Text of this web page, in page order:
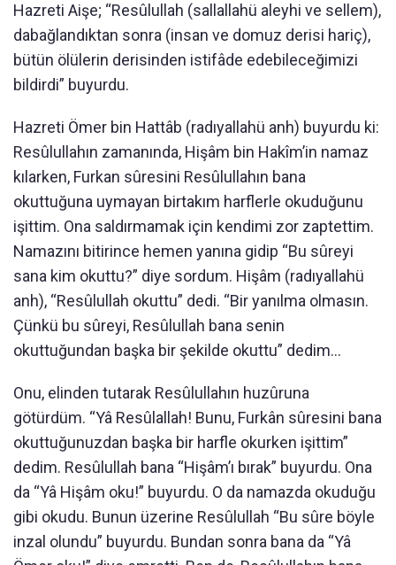
Hazreti Aişe; “Resûlullah (sallallahü aleyhi ve sellem),
dabağlandıktan sonra (insan ve domuz derisi hariç),
bütün ölülerin derisinden istifâde edebileceğimizi
bildirdi” buyurdu.
Hazreti Ömer bin Hattâb (radıyallahü anh) buyurdu ki:
Resûlullahın zamanında, Hişâm bin Hakîm’in namaz
kılarken, Furkan sûresini Resûlullahın bana
okuttuğuna uymayan birtakım harflerle okuduğunu
işittim. Ona saldırmamak için kendimi zor zaptettim.
Namazını bitirince hemen yanına gidip “Bu sûreyi
sana kim okuttu?” diye sordum. Hişâm (radıyallahü
anh), “Resûlullah okuttu” dedi. “Bir yanılma olmasın.
Çünkü bu sûreyi, Resûlullah bana senin
okuttuğundan başka bir şekilde okuttu” dedim...
Onu, elinden tutarak Resûlullahın huzûruna
götürdüm. “Yâ Resûlallah! Bunu, Furkân sûresini bana
okuttuğunuzdan başka bir harfle okurken işittim”
dedim. Resûlullah bana “Hişâm’ı bırak” buyurdu. Ona
da “Yâ Hişâm oku!” buyurdu. O da namazda okuduğu
gibi okudu. Bunun üzerine Resûlullah “Bu sûre böyle
inzal olundu” buyurdu. Bundan sonra bana da “Yâ